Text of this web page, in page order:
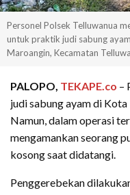
Personel Polsek Telluwanua
untuk praktik judi sabung
Maroangin, Kecamatan
PALOPO, TEKAPE.co –
judi sabung ayam di Kota
Namun, dalam operasi
mengamankan seorang
kosong saat didatangi.
Penggerebekan